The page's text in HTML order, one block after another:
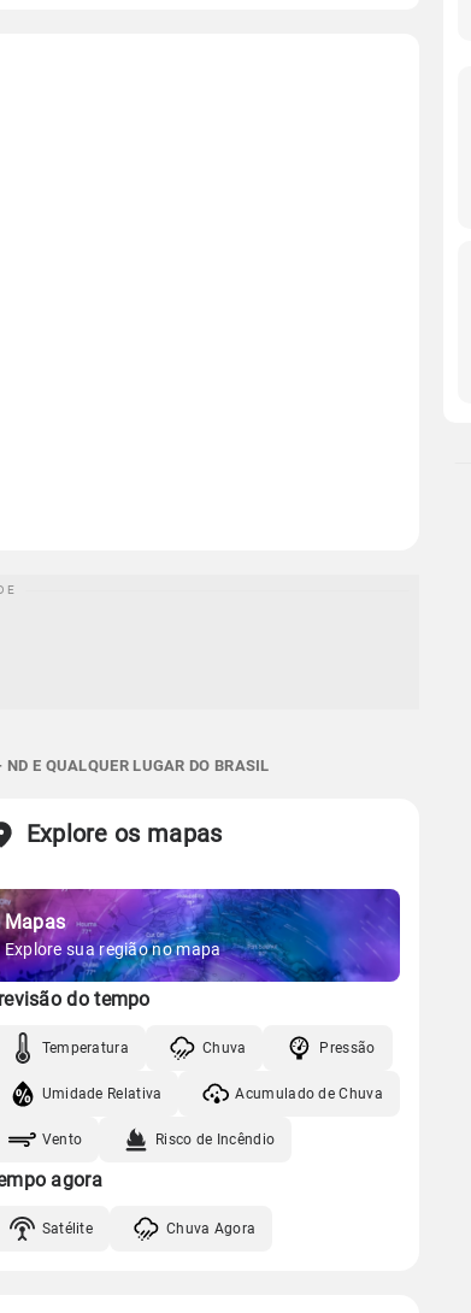
E QUALQUER LUGAR DO BRASIL
Explore os mapas
Mapas
Explore sua região no mapa
do tempo
Temperatura Chuva Pressão
Umidade Relativa Acumulado de Chuva
Vento Risco de Incêndio
agora
Satélite Chuva Agora